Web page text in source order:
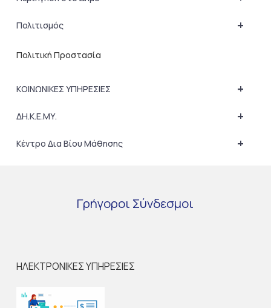
+
Πολιτισμός
Πολιτική Προστασία
+
ΚΟΙΝΩΝΙΚΕΣ ΥΠΗΡΕΣΙΕΣ
+
ΔΗ.Κ.Ε.ΜΥ.
+
Κέντρο Δια Βίου Μάθησης
Γρήγοροι Σύνδεσμοι
ΗΛΕΚΤΡΟΝΙΚΕΣ ΥΠΗΡΕΣΙΕΣ